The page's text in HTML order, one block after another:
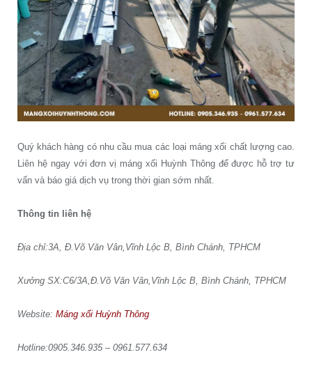
Quý khách hàng có nhu cầu mua các loại máng xối chất lượng cao.
Liên hệ ngay với đơn vị máng xối Huỳnh Thông để được hỗ trợ tư
vấn và báo giá dịch vụ trong thời gian sớm nhất.
Thông tin liên hệ
Địa chỉ:3A, Đ.Võ Văn Vân,Vĩnh Lộc B, Bình Chánh, TPHCM
Xưởng SX:C6/3A,Đ.Võ Văn Vân,Vĩnh Lộc B, Bình Chánh, TPHCM
Website: Máng xối Huỳnh Thông
Hotline:0905.346.935 – 0961.577.634